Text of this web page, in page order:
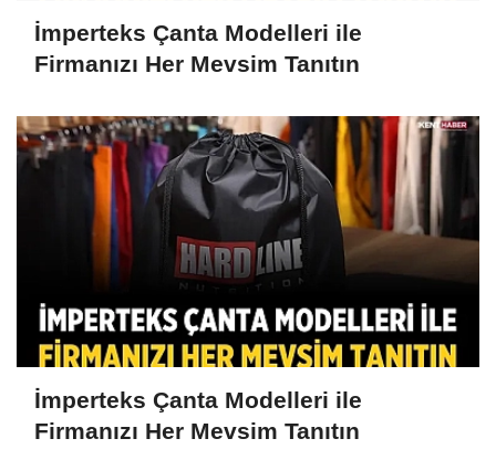
İmperteks Çanta Modelleri ile
Firmanızı Her Mevsim Tanıtın
İmperteks Çanta Modelleri ile
Firmanızı Her Mevsim Tanıtın